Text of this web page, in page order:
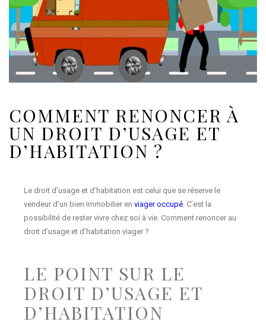
COMMENT RENONCER À
UN DROIT D’USAGE ET
D’HABITATION ?
Le droit d’usage et d’habitation est celui que se réserve le
vendeur d’un bien immobilier enviager occupé . C’est la
possibilité de rester vivre chez soi à vie. Comment renoncer au
droit d’usage et d’habitation viager ?
LE POINT SUR LE
DROIT D’USAGE ET
D’HABITATION